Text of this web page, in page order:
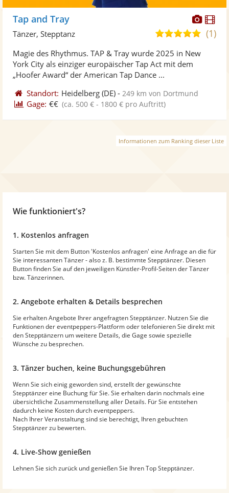
Tap and Tray
5,0(1)
Tänzer, Stepptanz
Magie des Rhythmus. TAP & Tray wurde 2025 in New
York City als einziger europäischer Tap Act mit dem
„Hoofer Award“ der American Tap Dance ...
Standort: Heidelberg (DE) - 249 km von Dortmund
Gage: €€ (ca. 500 € - 1800 € pro Auftritt)
Informationen zum Ranking dieser Liste
Wie funktioniert's?
1. Kostenlos anfragen
Starten Sie mit dem Button 'Kostenlos anfragen' eine Anfrage an die für
Sie interessanten Tänzer - also z. B. bestimmte Stepptänzer. Diesen
Button finden Sie auf den jeweiligen Künstler-Profil-Seiten der Tänzer
bzw. Tänzerinnen.
2. Angebote erhalten & Details besprechen
Sie erhalten Angebote Ihrer angefragten Stepptänzer. Nutzen Sie die
Funktionen der eventpeppers-Plattform oder telefonieren Sie direkt mit
den Stepptänzern um weitere Details, die Gage sowie spezielle
Wünsche zu besprechen.
3. Tänzer buchen, keine Buchungsgebühren
Wenn Sie sich einig geworden sind, erstellt der gewünschte
Stepptänzer eine Buchung für Sie. Sie erhalten darin nochmals eine
übersichtliche Zusammenstellung aller Details. Für Sie entstehen
dadurch keine Kosten durch eventpeppers.
Nach Ihrer Veranstaltung sind sie berechtigt, Ihren gebuchten
Stepptänzer zu bewerten.
4. Live-Show genießen
Lehnen Sie sich zurück und genießen Sie Ihren Top Stepptänzer.